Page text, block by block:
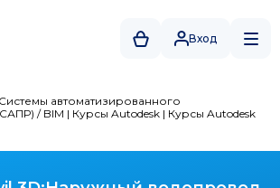
Вход
Системы автоматизированного
/ BIM | Курсы Autodesk | Курсы Autodesk